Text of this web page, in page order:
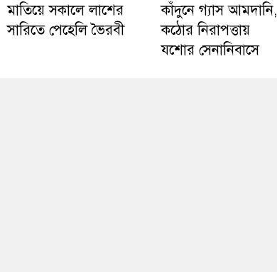
মাতিয়ে সকালে লাশের
সারিতে পেহেলি ভৈরবী
কাঁদুনে গ্যাস আমদানি,
কঠোর নিরাপত্তায়
যশোর সেনানিবাসে